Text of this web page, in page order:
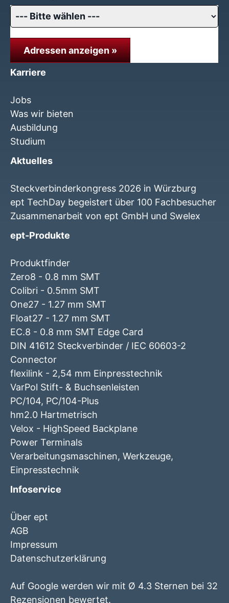
Adressen anzeigen »
Karriere
Jobs
Was wir bieten
Ausbildung
Studium
Aktuelles
Steckverbinderkongress 2026 in Würzburg
ept TechDay begeistert über 100 Fachbesucher
Zusammenarbeit von ept GmbH und Swelex
ept-Produkte
Produktfinder
Zero8 - 0.8 mm SMT
Colibri - 0.5mm SMT
One27 - 1.27 mm SMT
Float27 - 1.27 mm SMT
EC.8 - 0.8 mm SMT Edge Card
DIN 41612 Steckverbinder / IEC 60603-2
Connector
flexilink - 2,54 mm Einpresstechnik
VarPol Stift- & Buchsenleisten
PC/104, PC/104-Plus
hm2.0 Hartmetrisch
Velox - HighSpeed Backplane
Power Terminals
Verarbeitungsmaschinen, Werkzeuge,
Einpresstechnik
Infoservice
Über ept
AGB
Impressum
Datenschutzerklärung
Auf Google werden wir mit Ø 4.3 Sternen bei 32
Rezensionen bewertet.